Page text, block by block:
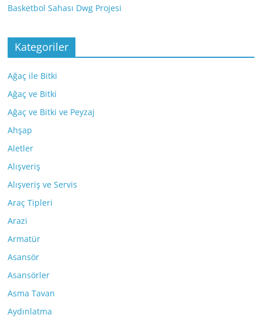
Basketbol Sahası Dwg Projesi
Kategoriler
Ağaç ile Bitki
Ağaç ve Bitki
Ağaç ve Bitki ve Peyzaj
Ahşap
Aletler
Alışveriş
Alışveriş ve Servis
Araç Tipleri
Arazi
Armatür
Asansör
Asansörler
Asma Tavan
Aydınlatma